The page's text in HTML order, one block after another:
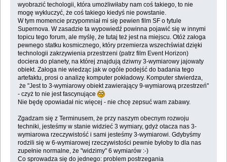
wyobrazić techologii, która umożliwiłaby nam coś takiego, to nie
mogę wykluczyć, że coś takiego kiedyś nie powstanie.
W tym momencie przypomniał mi się pewien film SF o tytule
Supernova. W zasadzie ta wypowiedź powinna pojawić się w innymi
topicu tego forum, ale myślę, że tutaj też jest na miejscu. Otóż załoga
pewnego statku kosmicznego, który przemierza wszechświat dzięki
technologii zakrzywienia przestrzeni (patrz film Event Horizon)
dociera do planety, na której znajdują dziwny 3-wymiarowy jajowaty
obiekt. Załoga nie wiedząc jak w ogóle podejść do badania tego
artefaktu, prosi o analizę komputer pokładowy. Komputer stwierdza,
że "Jest to 3-wymiarowy obiekt zawierający 9-wymiarową przestrzeń"
- czyż to nie jest fascynujące
Nie będę opowiadał nic więcej - nie chcę zepsuć wam zabawy.
Zgadzam się z Terminusem, że przy naszym obecnym rozwoju
techniki, jesteśmy w stanie widzieć 3 wymiary, gdyż otacza nas 3-
wymiarowa rzeczywistość i sami jesteśmy 3-wymiarowi. Gdybyśmy
rodzili się w 6-wymiarowej rzeczywistości pewnie byłoby to dla nas
zupełnie normalne, że "widzimy" 6 wymiarów :-)
Co sprowadza się do jednego: problem postrzegania